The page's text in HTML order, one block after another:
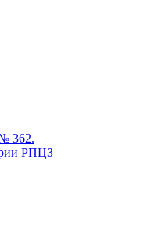
362.
РПЦЗ